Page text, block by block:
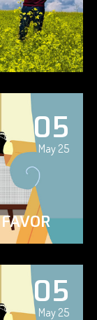
05
May 25
05
May 25